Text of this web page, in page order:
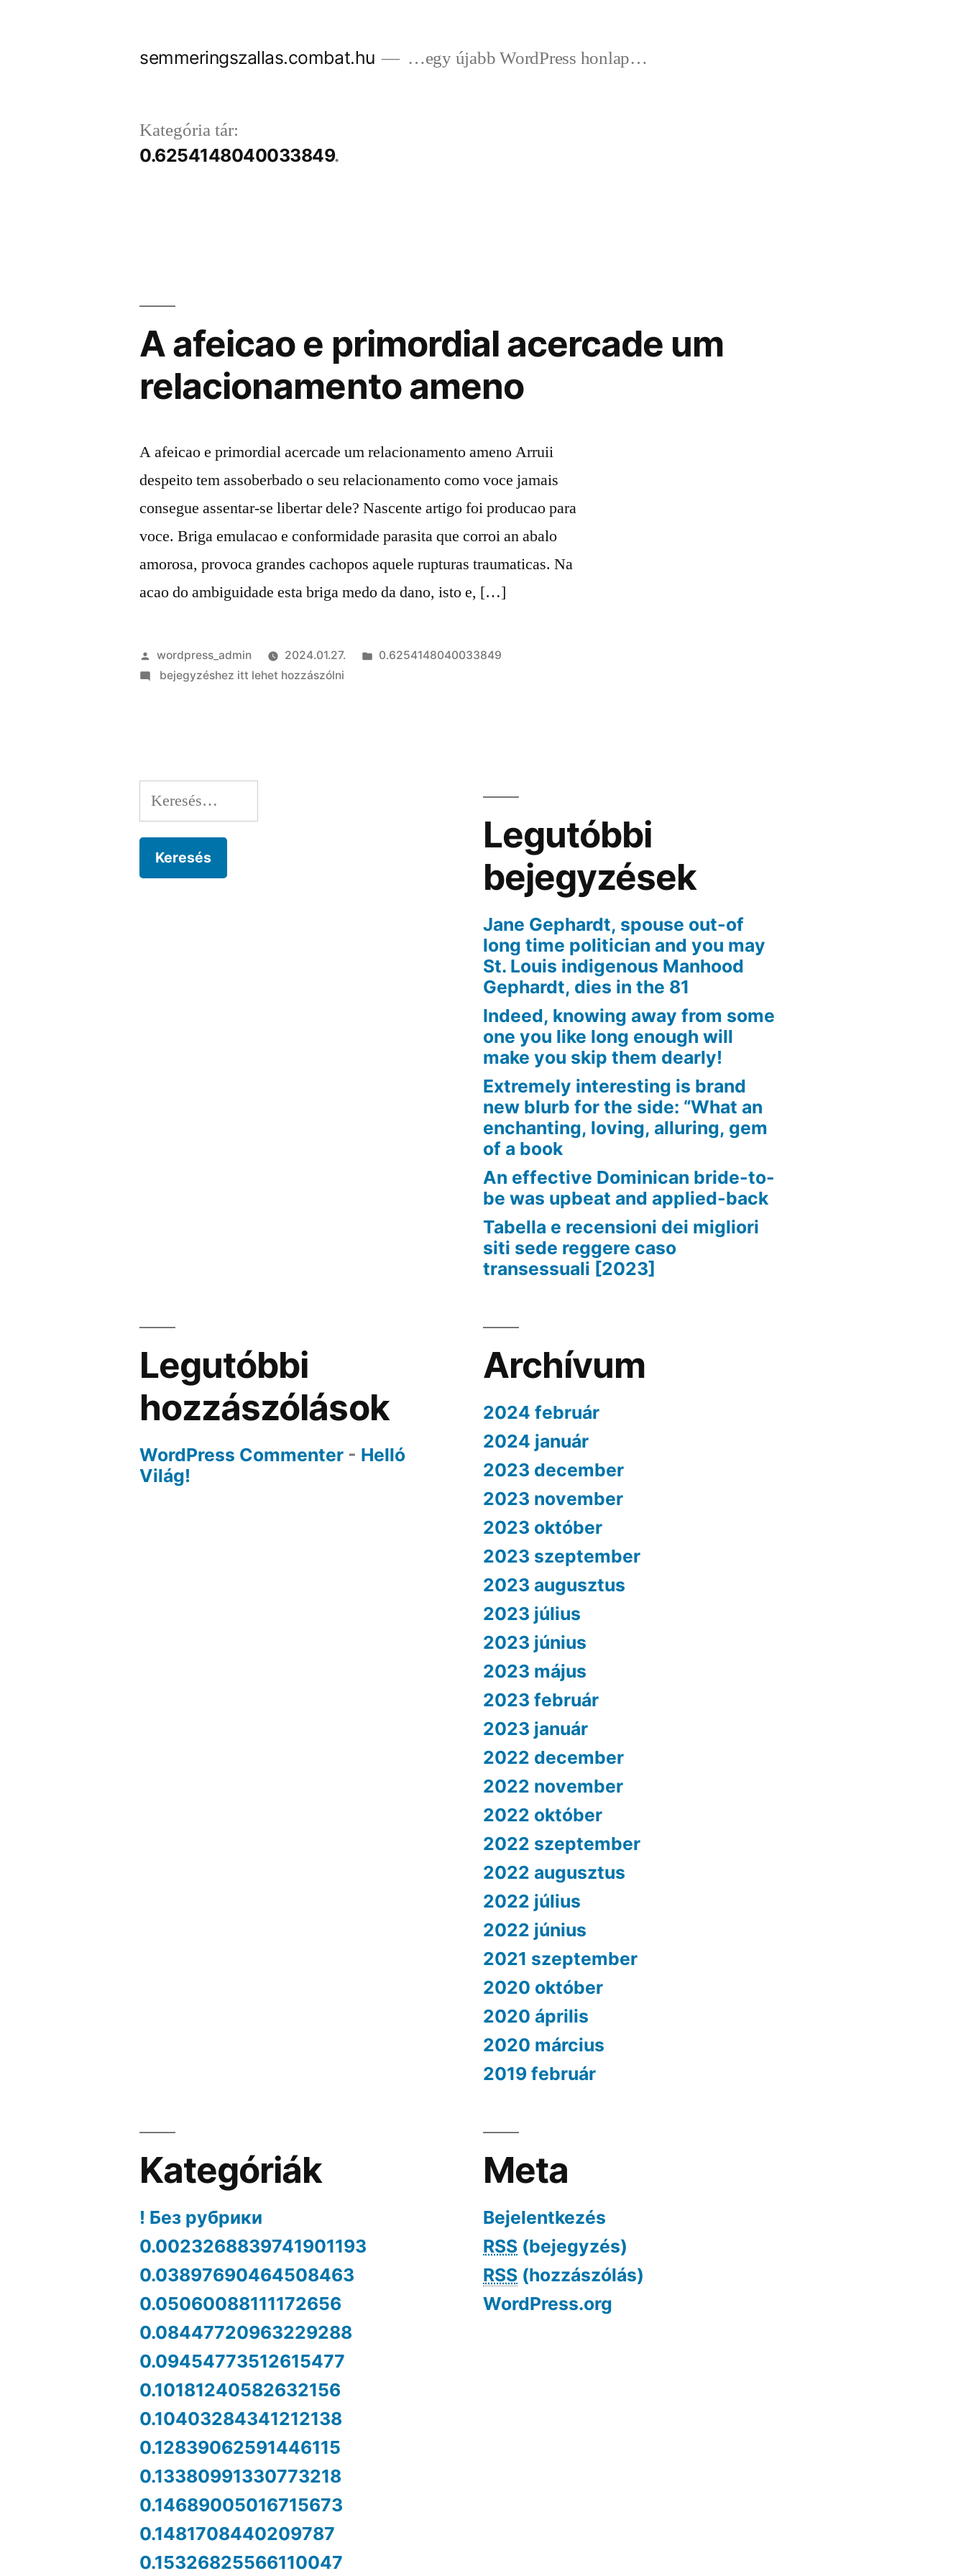
semmeringszallas.combat.hu …egy újabb WordPress honlap…
Kategória tár:
0.6254148040033849
A afeicao e primordial acercade um
relacionamento ameno
A afeicao e primordial acercade um relacionamento ameno Arruii
despeito tem assoberbado o seu relacionamento como voce jamais
consegue assentar-se libertar dele? Nascente artigo foi producao para
voce. Briga emulacao e conformidade parasita que corroi an abalo
amorosa, provoca grandes cachopos aquele rupturas traumaticas. Na
acao do ambiguidade esta briga medo da dano, isto e, […]
Szerző:
wordpress_admin 2024.01.27. Kategória:
0.6254148040033849
on
um
ameno
bejegyzéshez itt lehet hozzászólni
Keresés:
Legutóbbi
bejegyzések
Jane Gephardt, spouse out-of
long time politician and you may
St. Louis indigenous Manhood
Gephardt, dies in the 81
Indeed, knowing away from some
one you like long enough will
make you skip them dearly!
Extremely interesting is brand
new blurb for the side: “What an
enchanting, loving, alluring, gem
of a book
An effective Dominican bride-to-
be was upbeat and applied-back
Tabella e recensioni dei migliori
siti sede reggere caso
transessuali [2023]
Legutóbbi
hozzászólások
WordPress Commenter - Helló
Világ!
Archívum
2024 február
2024 január
2023 december
2023 november
2023 október
2023 szeptember
2023 augusztus
2023 július
2023 június
2023 május
2023 február
2023 január
2022 december
2022 november
2022 október
2022 szeptember
2022 augusztus
2022 július
2022 június
2021 szeptember
2020 október
2020 április
2020 március
2019 február
Kategóriák
! Без рубрики
0.0023268839741901193
0.03897690464508463
0.05060088111172656
0.08447720963229288
0.09454773512615477
0.10181240582632156
0.10403284341212138
0.12839062591446115
0.13380991330773218
0.14689005016715673
0.1481708440209787
0.15326825566110047
Meta
Bejelentkezés
RSS (bejegyzés)
RSS (hozzászólás)
WordPress.org